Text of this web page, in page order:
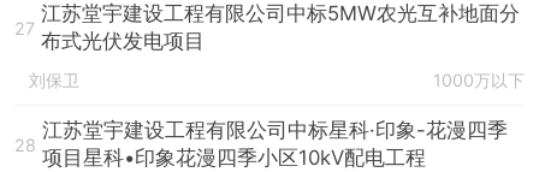
27
江苏堂宇建设工程有限公司中标5MW农光互补地面分
布式光伏发电项目
刘保卫 1000万以下
28
江苏堂宇建设工程有限公司中标星科·印象-花漫四季
项目星科•印象花漫四季小区10kV配电工程